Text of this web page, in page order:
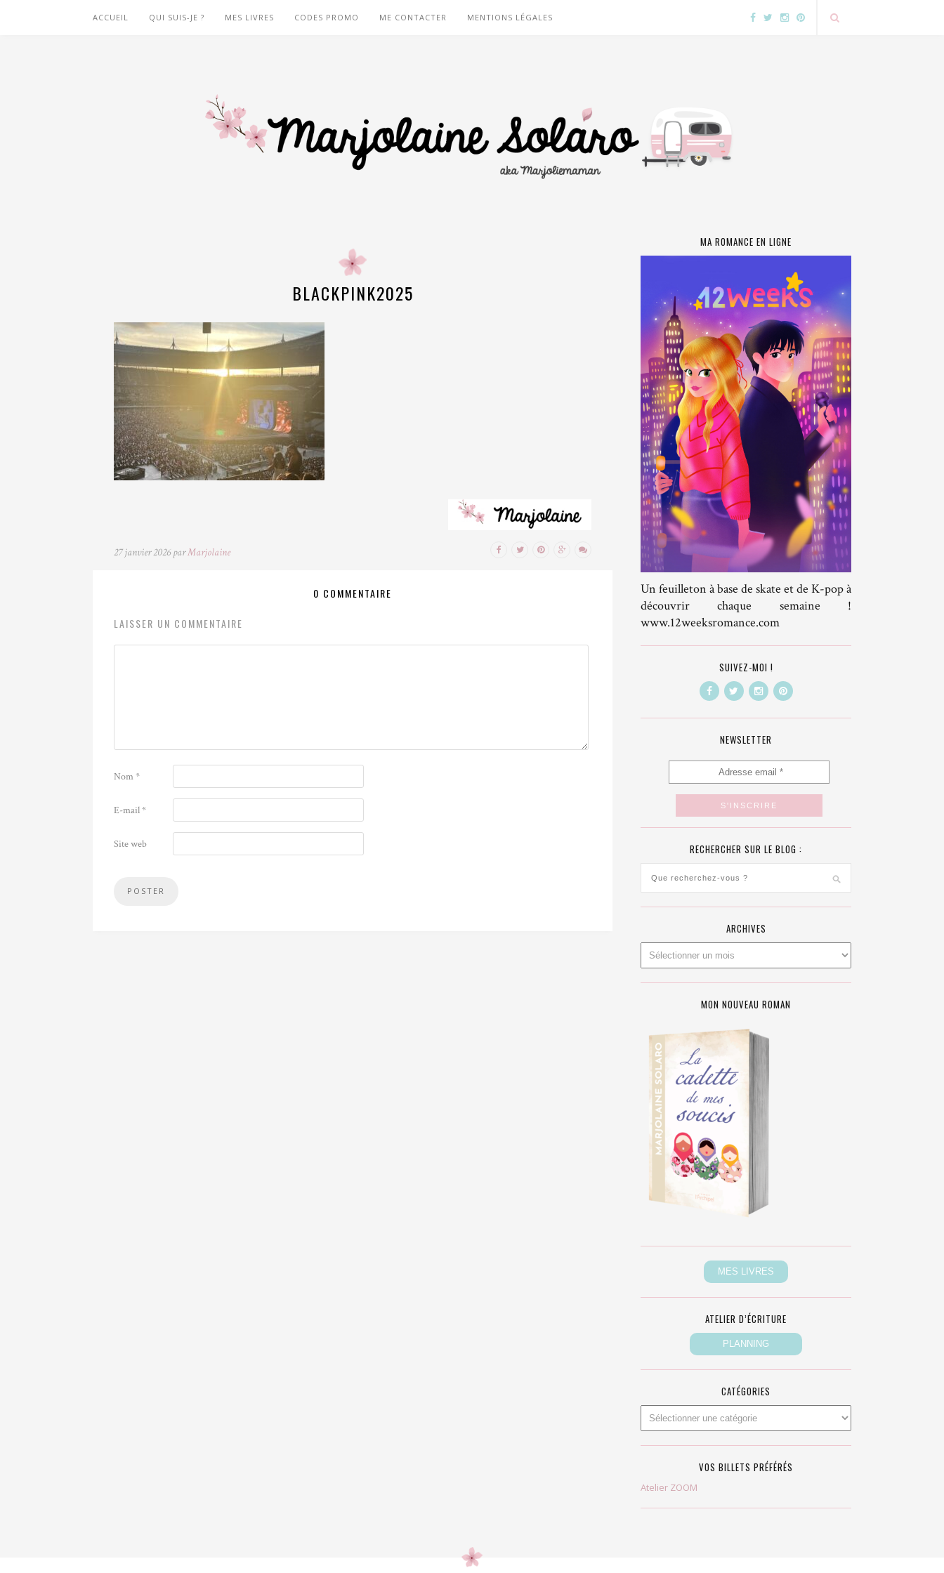
ACCUEIL QUI SUIS-JE ? MES LIVRES CODES PROMO ME CONTACTER MENTIONS LÉGALES
BLACKPINK2025
27 janvier 2026 parMarjolaine
0 COMMENTAIRE
LAISSER UN COMMENTAIRE
Nom*
E-mail*
Site web
MA ROMANCE EN LIGNE
Un feuilleton à base de skate et de K-pop à
découvrir chaque semaine !
www.12weeksromance.com
SUIVEZ-MOI !
NEWSLETTER
RECHERCHER SUR LE BLOG :
ARCHIVES
MON NOUVEAU ROMAN
ATELIER D’ÉCRITURE
CATÉGORIES
VOS BILLETS PRÉFÉRÉS
Atelier ZOOM